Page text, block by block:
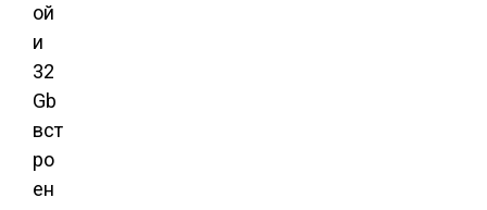
ой
и
32
Gb
вст
ро
ен